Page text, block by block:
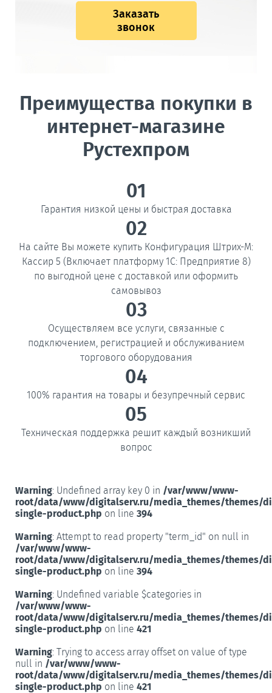
Заказать
звонок
Преимущества покупки в
интернет-магазине
Рустехпром
01
Гарантия низкой цены и быстрая доставка
02
На сайте Вы можете купить Конфигурация Штрих-М:
Кассир 5 (Включает платформу 1C: Предприятие 8)
по выгодной цене с доставкой или оформить
самовывоз
03
Осуществляем все услуги, связанные с
подключением, регистрацией и обслуживанием
торгового оборудования
04
100% гарантия на товары и безупречный сервис
05
Техническая поддержка решит каждый возникший
вопрос
Warning: Undefined array key 0 in /var/www/www-
root/data/www/digitalserv.ru/media_themes/themes/
single-product.php on line 394
Warning: Attempt to read property "term_id" on null in
/var/www/www-
root/data/www/digitalserv.ru/media_themes/themes/
single-product.php on line 394
Warning: Undefined variable $categories in
/var/www/www-
root/data/www/digitalserv.ru/media_themes/themes/
single-product.php on line 421
Warning: Trying to access array offset on value of type
null in /var/www/www-
root/data/www/digitalserv.ru/media_themes/themes/
single-product.php on line 421